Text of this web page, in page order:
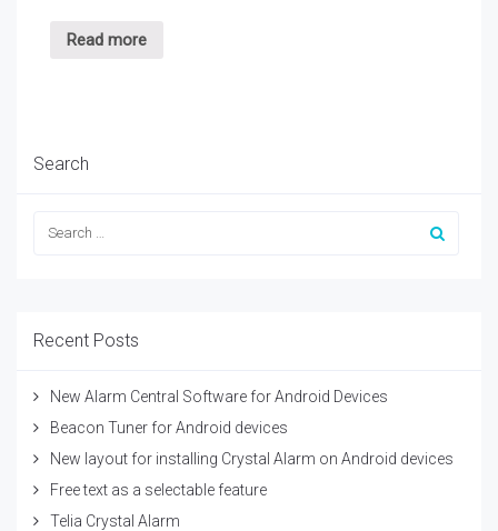
Read more
Search
Recent Posts
New Alarm Central Software for Android Devices
Beacon Tuner for Android devices
New layout for installing Crystal Alarm on Android devices
Free text as a selectable feature
Telia Crystal Alarm